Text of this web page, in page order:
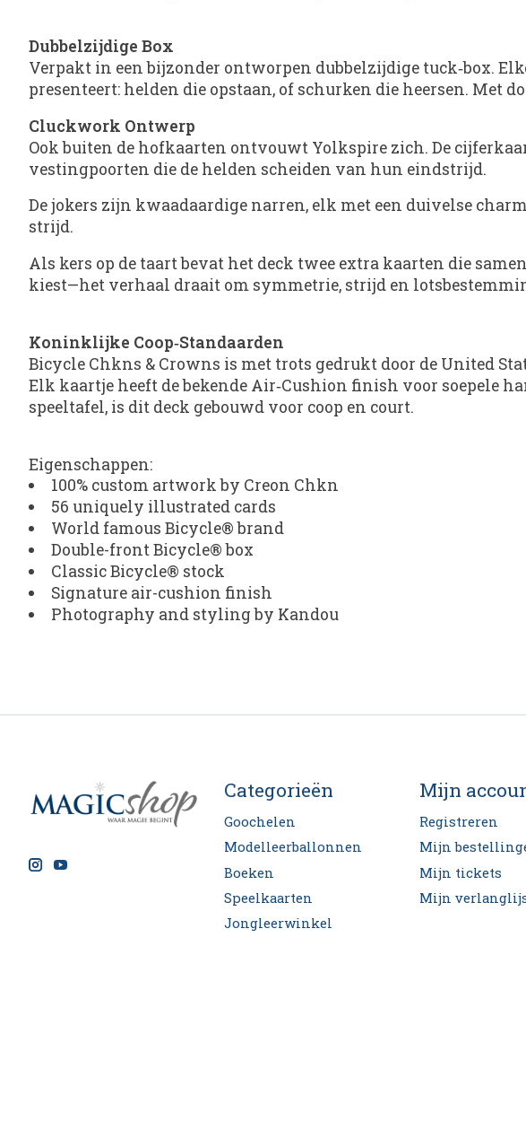
Dubbelzijdige Box
Verpakt in een bijzonder ontworpen dubbelzijdige tuck‑box.
presenteert: helden die opstaan, of schurken die heersen. Met
Cluckwork Ontwerp
Ook buiten de hofkaarten ontvouwt Yolkspire zich. De
vestingpoorten die de helden scheiden van hun eindstrijd.
De jokers zijn kwaadaardige narren, elk met een duivelse
strijd.
Als kers op de taart bevat het deck twee extra kaarten die
kiest—het verhaal draait om symmetrie, strijd en
Koninklijke Coop‑Standaarden
Bicycle Chkns & Crowns is met trots gedrukt door de United
Elk kaartje heeft de bekende Air‑Cushion finish voor soepele
speeltafel, is dit deck gebouwd voor coop en court.
Eigenschappen:
100% custom artwork by Creon Chkn
56 uniquely illustrated cards
World famous Bicycle® brand
Double-front Bicycle® box
Classic Bicycle® stock
Signature air-cushion finish
Photography and styling by Kandou
Categorieën
Goochelen
Modelleerballonnen
Boeken
Speelkaarten
Jongleerwinkel
Mijn
Registreren
Mijn
Mijn tickets
Mijn